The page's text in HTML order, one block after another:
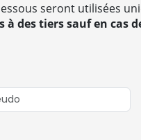
seront utilisées
à des tiers sauf en cas